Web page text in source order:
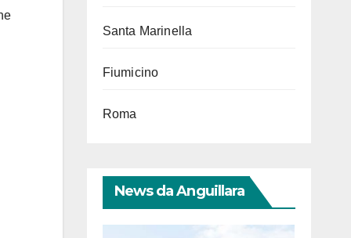
Santa Marinella
Fiumicino
Roma
News da Anguillara